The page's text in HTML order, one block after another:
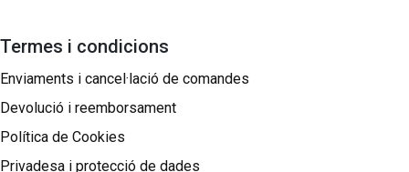
Termes i condicions
Enviaments i cancel·lació de comandes
Devolució i reemborsament
Política de Cookies
Privadesa i protecció de dades